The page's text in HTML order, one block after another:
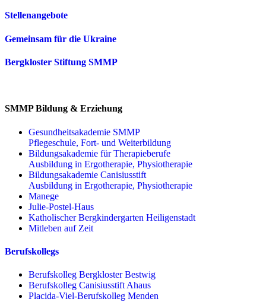
Stellenangebote
Gemeinsam für die Ukraine
Bergkloster Stiftung SMMP
SMMP Bildung & Erziehung
Gesundheitsakademie SMMP
Pflegeschule, Fort- und Weiterbildung
Bildungsakademie für Therapieberufe
Ausbildung in Ergotherapie, Physiotherapie
Bildungsakademie Canisiusstift
Ausbildung in Ergotherapie, Physiotherapie
Manege
Julie-Postel-Haus
Katholischer Bergkindergarten Heiligenstadt
Mitleben auf Zeit
Berufskollegs
Berufskolleg Bergkloster Bestwig
Berufskolleg Canisiusstift Ahaus
Placida-Viel-Berufskolleg Menden